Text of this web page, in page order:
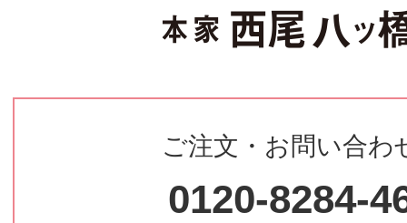
ご注文・お問い合わ
0120-8284-